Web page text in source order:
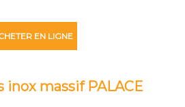
EN LIGNE
inox massif PALACE